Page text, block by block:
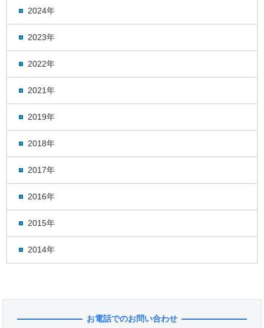
2024年
2023年
2022年
2021年
2019年
2018年
2017年
2016年
2015年
2014年
お電話でのお問い合わせ